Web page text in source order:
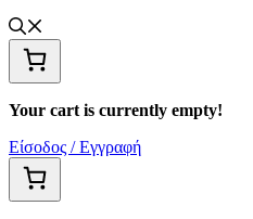
Your cart is currently empty!
Είσοδος / Εγγραφή